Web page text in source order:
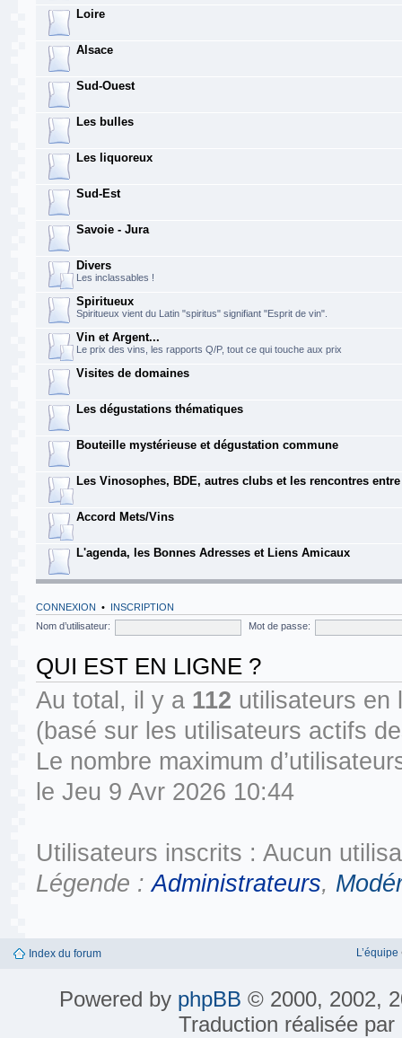
Loire
Alsace
Sud-Ouest
Les bulles
Les liquoreux
Sud-Est
Savoie - Jura
Divers
Les inclassables !
Spiritueux
Spiritueux vient du Latin "spiritus" signifiant "Esprit de vin".
Vin et Argent...
Le prix des vins, les rapports Q/P, tout ce qui touche aux prix
Visites de domaines
Les dégustations thématiques
Bouteille mystérieuse et dégustation commune
Les Vinosophes, BDE, autres clubs et les rencontres
Accord Mets/Vins
L'agenda, les Bonnes Adresses et Liens Amicaux
CONNEXION • INSCRIPTION
Nom d’utilisateur:
Mot de passe:
QUI EST EN LIGNE ?
Au total, il y a 112 utilisateurs en
(basé sur les utilisateurs actifs
Le nombre maximum
le Jeu 9 Avr 2026 10:44
Utilisateurs inscrits : Aucun
Légende :Administrateurs,
Index du forum L’équipe
Powered by phpBB © 2000, 2002,
Traduction réalisée par